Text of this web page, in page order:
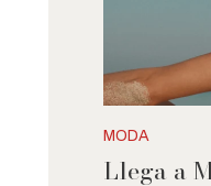
MODA
Llega a